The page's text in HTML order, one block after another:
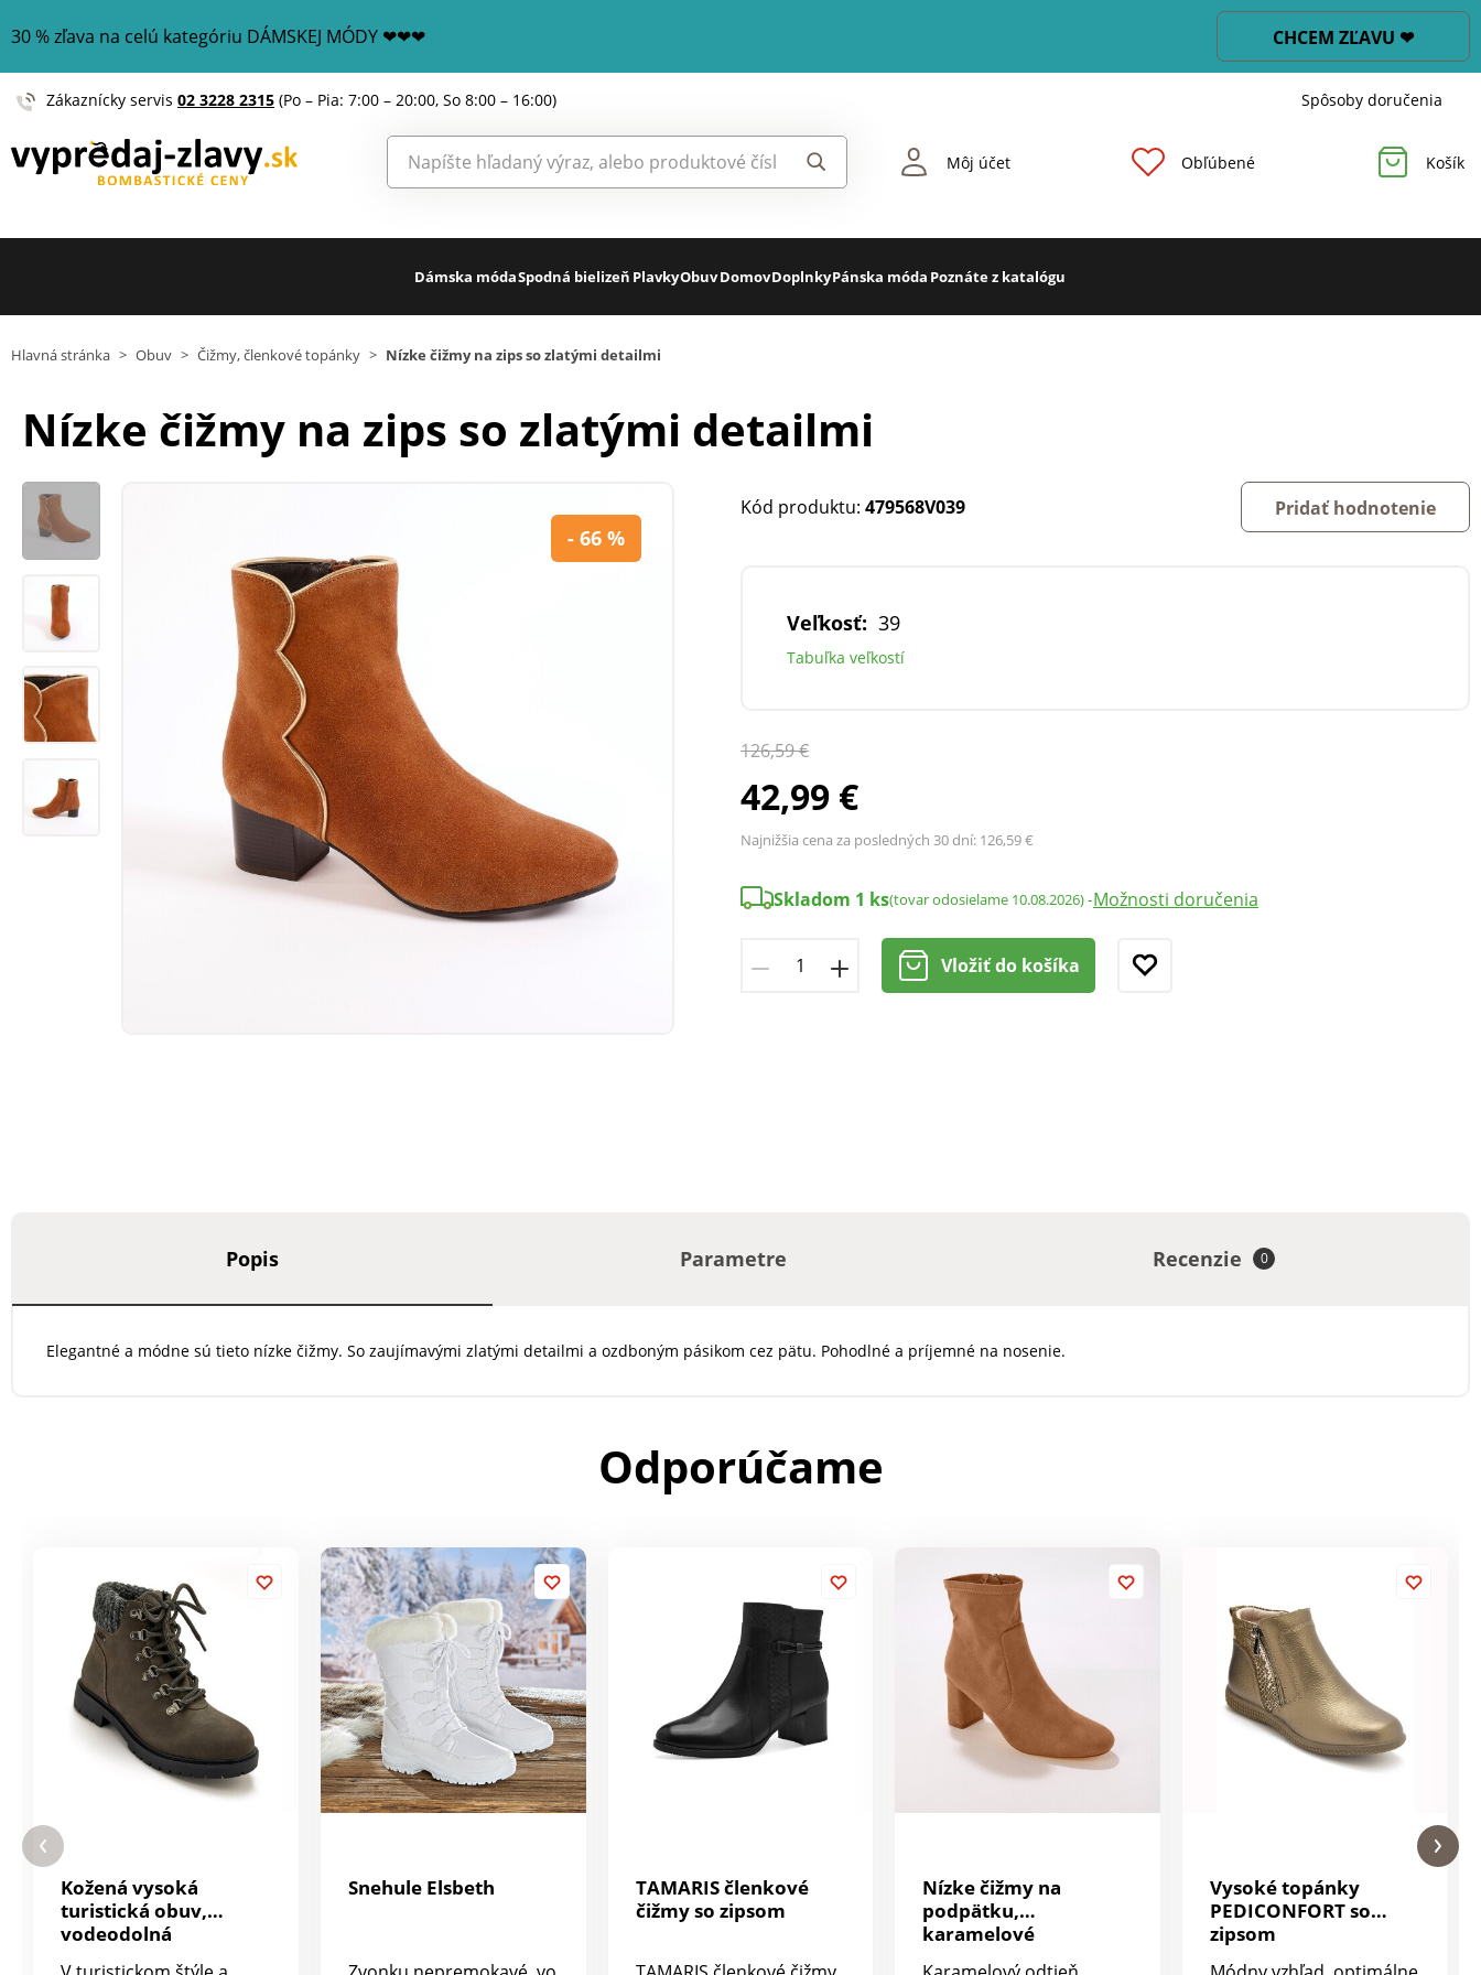
30 % zľava na celú kategóriu DÁMSKEJ MÓDY ❤❤❤ CHCEM ZĽAVU ❤
Zákaznícky servis 02 3228 2315 (Po – Pia: 7:00 – 20:00, So 8:00 – 16:00) Spôsoby doručenia
Môj účet Obľúbené Košík
Dámska módaSpodná bielizeň PlavkyObuvDomovDoplnkyPánska móda Poznáte z katalógu
Hlavná stránka > Obuv > Čižmy, členkové topánky > Nízke čižmy na zips so zlatými detailmi
Nízke čižmy na zips so zlatými detailmi
- 66 %
Kód produktu: 479568V039 Pridať hodnotenie
Veľkosť: 39
Tabuľka veľkostí
126,59 €
42,99 €
Najnižšia cena za posledných 30 dní: 126,59 €
Skladom 1 ks(tovar odosielame 10.08.2026)-Možnosti doručenia
Vložiť do košíka
Popis Parametre Recenzie 0
Elegantné a módne sú tieto nízke čižmy. So zaujímavými zlatými detailmi a ozdboným pásikom cez pätu. Pohodlné a príjemné na nosenie.
Odporúčame
Kožená vysoká
turistická obuv,
vodeodolná
Snehule Elsbeth
TAMARIS členkové
čižmy so zipsom
Nízke čižmy na
podpätku,
karamelové
Vysoké topánky
PEDICONFORT so
zipsom